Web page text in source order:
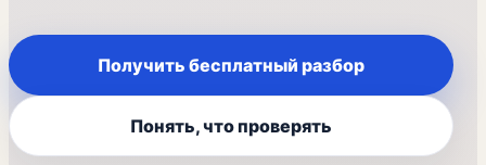
Получить бесплатный разбор
Понять, что проверять